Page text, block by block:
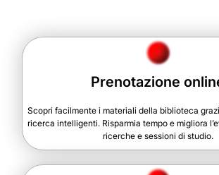
Prenotazione
Scopri facilmente i materiali della biblioteca
ricerca intelligenti. Risparmia tempo e migliora
ricerche e sessioni di studio.